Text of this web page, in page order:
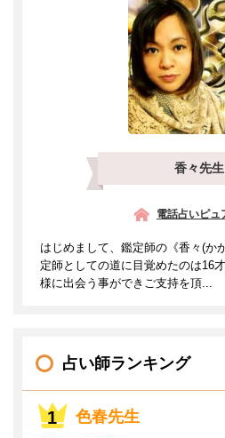
香々先生
電話占いピュ
はじめまして、鑑定師の《香々(か
定師としての道に目覚めたのは16
様に出会う事ができご支持を頂...
占い師ランキング
色春先生